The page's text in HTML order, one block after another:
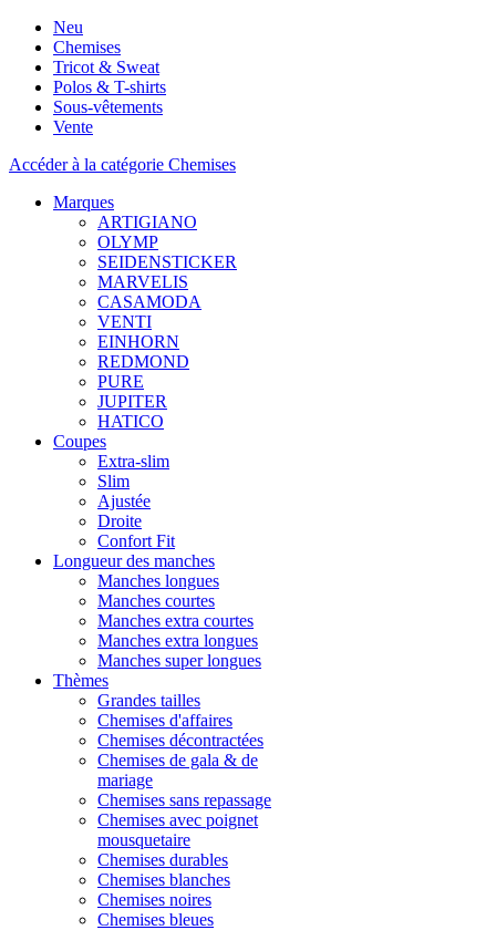
Neu
Chemises
Tricot & Sweat
Polos & T-shirts
Sous-vêtements
Vente
Accéder à la catégorie Chemises
Marques
ARTIGIANO
OLYMP
SEIDENSTICKER
MARVELIS
CASAMODA
VENTI
EINHORN
REDMOND
PURE
JUPITER
HATICO
Coupes
Extra-slim
Slim
Ajustée
Droite
Confort Fit
Longueur des manches
Manches longues
Manches courtes
Manches extra courtes
Manches extra longues
Manches super longues
Thèmes
Grandes tailles
Chemises d'affaires
Chemises décontractées
Chemises de gala & de
mariage
Chemises sans repassage
Chemises avec poignet
mousquetaire
Chemises durables
Chemises blanches
Chemises noires
Chemises bleues